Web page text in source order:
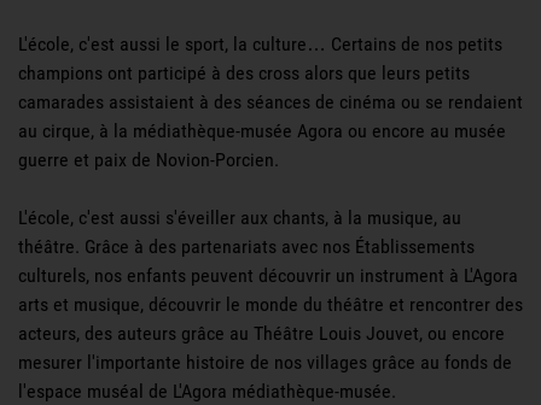
L'école, c'est aussi le sport, la culture… Certains de nos petits
champions ont participé à des cross alors que leurs petits
camarades assistaient à des séances de cinéma ou se rendaient
au cirque, à la médiathèque-musée Agora ou encore au musée
guerre et paix de Novion-Porcien.
L'école, c'est aussi s'éveiller aux chants, à la musique, au
théâtre. Grâce à des partenariats avec nos Établissements
culturels, nos enfants peuvent découvrir un instrument à L'Agora
arts et musique, découvrir le monde du théâtre et rencontrer des
acteurs, des auteurs grâce au Théâtre Louis Jouvet, ou encore
mesurer l'importante histoire de nos villages grâce au fonds de
l'espace muséal de L'Agora médiathèque-musée.